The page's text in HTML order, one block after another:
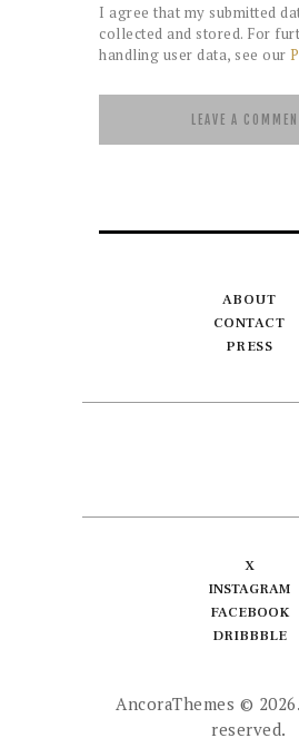
I agree that my submitted
collected and stored. For
handling user data, see our
ABOUT
CONTACT
PRESS
X
INSTAGRAM
FACEBOOK
DRIBBBLE
AncoraThemes ©
reserved.